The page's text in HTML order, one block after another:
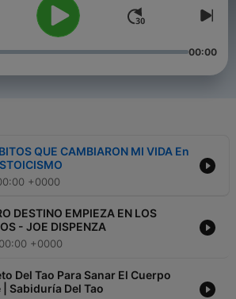
00:00
QUE CAMBIARON MI VIDA En
+0000
DESTINO EMPIEZA EN LOS
- JOE DISPENZA
+0000
Del Tao Para Sanar El Cuerpo
Sabiduría Del Tao